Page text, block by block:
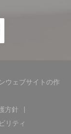
ウェブサイトの作
ウィンドウで開きま
))開きます))
方針
新しいウィンドウで開
きます))
リティ
((新しいウィンドウで